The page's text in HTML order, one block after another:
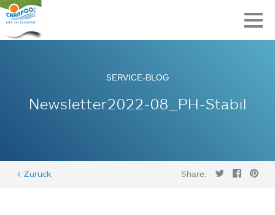
SERVICE-BLOG
Newsletter2022-08_PH-Stabil
< Zurück Share: